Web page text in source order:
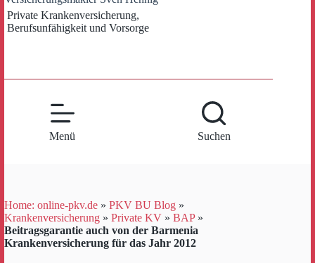
Private Krankenversicherung,
Berufsunfähigkeit und Vorsorge
Menü Suchen
Home: online-pkv.de » PKV BU Blog »
Krankenversicherung » Private KV » BAP»
Beitragsgarantie auch von der Barmenia
Krankenversicherung für das Jahr 2012